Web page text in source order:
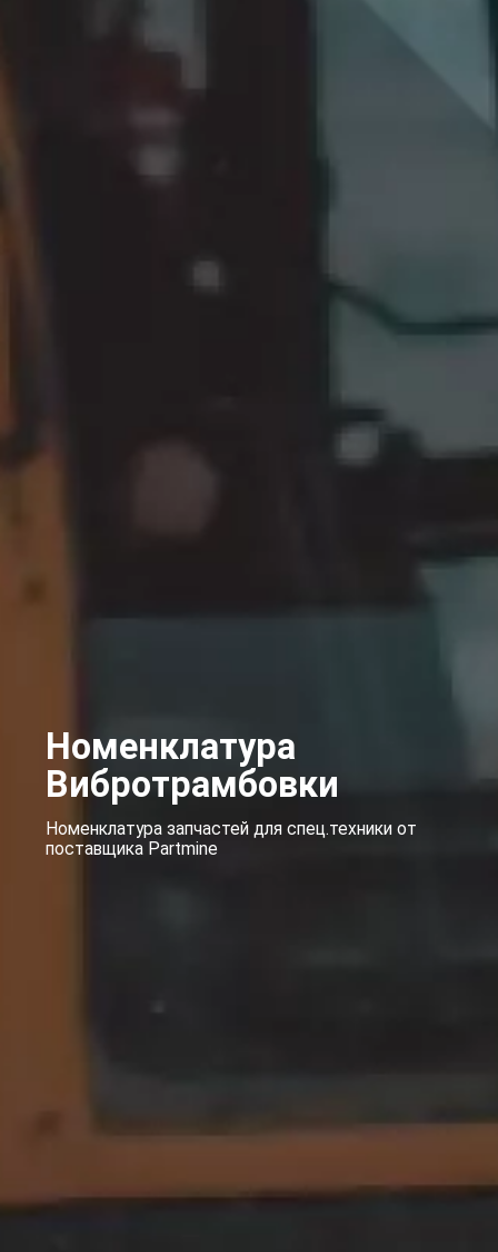
Номенклатура
Вибротрамбовки
Номенклатура запчастей для спец.техники от
поставщика Partmine